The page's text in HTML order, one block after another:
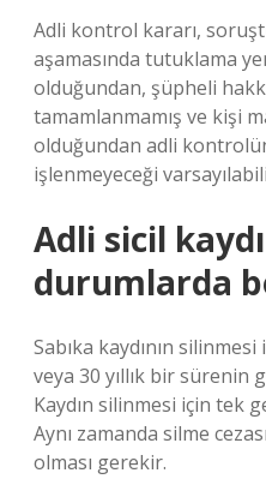
Adli kontrol kararı,
aşamasında tutuklama
olduğundan, şüpheli
tamamlanmamış ve kişi
olduğundan adli
işlenmeyeceği
Adli sicil
durumlarda
Sabıka kaydının
veya 30 yıllık bir sürenin
Kaydın silinmesi için tek
Aynı zamanda silme
olması gerekir.